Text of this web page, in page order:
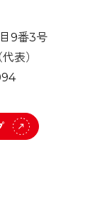
9番3号
代表）